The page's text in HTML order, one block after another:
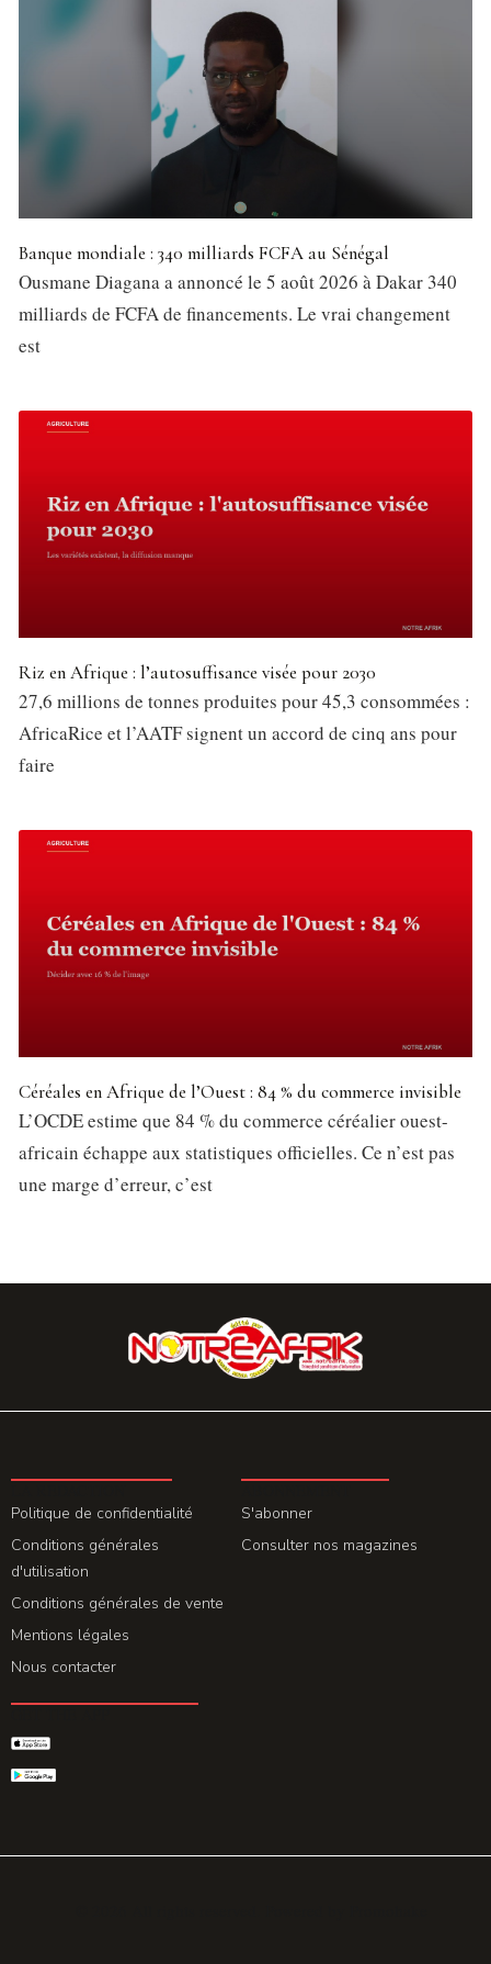
Banque mondiale : 340 milliards FCFA au Sénégal
Ousmane Diagana a annoncé le 5 août 2026 à Dakar 340
milliards de FCFA de financements. Le vrai changement
est
Riz en Afrique : l’autosuffisance visée pour 2030
27,6 millions de tonnes produites pour 45,3 consommées :
AfricaRice et l’AATF signent un accord de cinq ans pour
faire
Céréales en Afrique de l’Ouest : 84 % du commerce invisible
L’OCDE estime que 84 % du commerce céréalier ouest-
africain échappe aux statistiques officielles. Ce n’est pas
une marge d’erreur, c’est
Politique de confidentialité
Conditions générales
d'utilisation
Conditions générales de vente
Mentions légales
Nous contacter
S'abonner
Consulter nos magazines